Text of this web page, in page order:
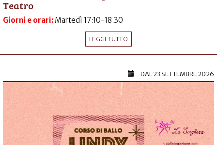
Teatro
Giorni e orari: Martedì 17:10-18.30
LEGGI TUTTO
DAL23 SETTEMBRE 2026